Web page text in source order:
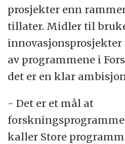
prosjekter enn
tillater. Midler til
av programmene i
det er en klar
- Det er et mål at
kaller Store